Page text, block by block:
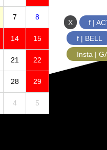
7 8
14 15
21 22
28 29
4 5
X f |
f | BELL
Insta |